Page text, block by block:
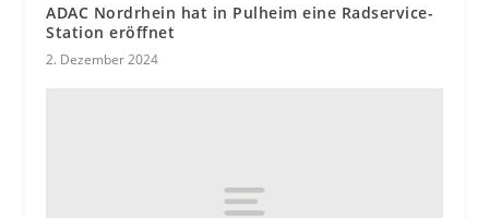
ADAC Nordrhein hat in Pulheim eine Radservice-
Station eröffnet
2. Dezember 2024